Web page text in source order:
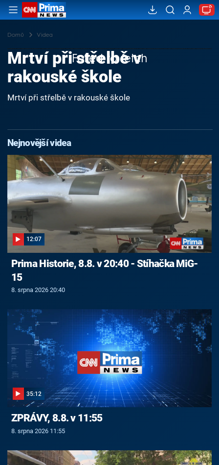
Domů Videa
Failed to fetch
Mrtví při střelbě v
rakouské škole
Mrtví při střelbě v rakouské škole
Nejnovější videa
12:07
Prima Historie, 8.8. v 20:40 - Stíhačka MiG-
15
8. srpna 2026 20:40
35:12
ZPRÁVY, 8.8. v 11:55
8. srpna 2026 11:55